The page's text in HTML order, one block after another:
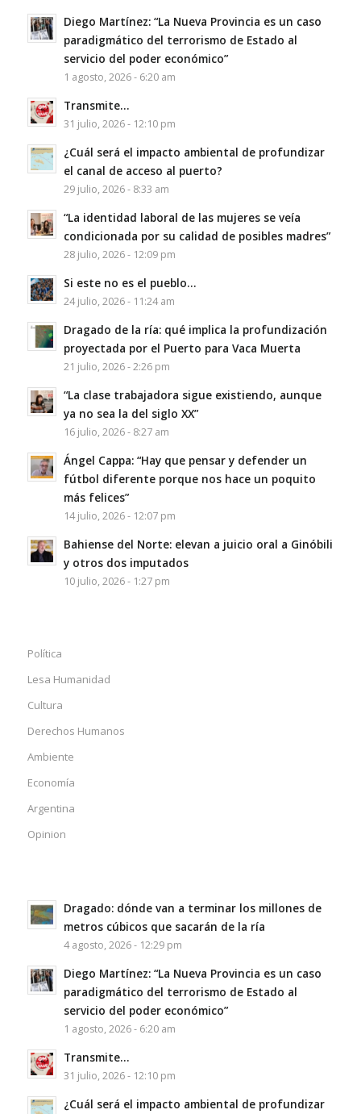
Diego Martínez: “La Nueva Provincia es un caso
paradigmático del terrorismo de Estado al
servicio del poder económico”
1 agosto, 2026 - 6:20 am
Transmite…
31 julio, 2026 - 12:10 pm
¿Cuál será el impacto ambiental de profundizar
el canal de acceso al puerto?
29 julio, 2026 - 8:33 am
“La identidad laboral de las mujeres se veía
condicionada por su calidad de posibles madres”
28 julio, 2026 - 12:09 pm
Si este no es el pueblo…
24 julio, 2026 - 11:24 am
Dragado de la ría: qué implica la profundización
proyectada por el Puerto para Vaca Muerta
21 julio, 2026 - 2:26 pm
“La clase trabajadora sigue existiendo, aunque
ya no sea la del siglo XX”
16 julio, 2026 - 8:27 am
Ángel Cappa: “Hay que pensar y defender un
fútbol diferente porque nos hace un poquito
más felices”
14 julio, 2026 - 12:07 pm
Bahiense del Norte: elevan a juicio oral a Ginóbili
y otros dos imputados
10 julio, 2026 - 1:27 pm
Política
Lesa Humanidad
Cultura
Derechos Humanos
Ambiente
Economía
Argentina
Opinion
Dragado: dónde van a terminar los millones de
metros cúbicos que sacarán de la ría
4 agosto, 2026 - 12:29 pm
Diego Martínez: “La Nueva Provincia es un caso
paradigmático del terrorismo de Estado al
servicio del poder económico”
1 agosto, 2026 - 6:20 am
Transmite…
31 julio, 2026 - 12:10 pm
¿Cuál será el impacto ambiental de profundizar